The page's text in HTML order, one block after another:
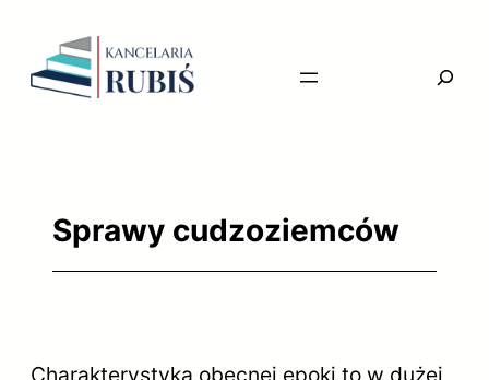
treści
Sprawy cudzoziemców